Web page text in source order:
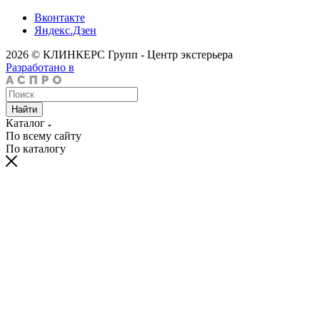
Вконтакте
Яндекс.Дзен
2026 © КЛИНКЕРС Групп - Центр экстерьера
Разработано в
Найти
Каталог
По всему сайту
По каталогу